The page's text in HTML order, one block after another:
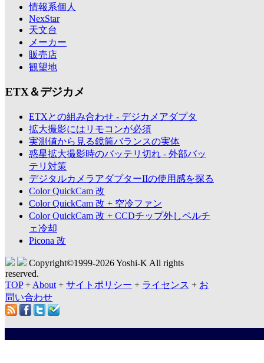
情報系個人
NexStar
天文台
メーカー
販売店
観望地
ETX＆デジカメ
ETXとの組み合わせ - デジカメアダプタ
拡大撮影にはリモコンが必須
実測値から見る鏡筒バランスの実体
惑星拡大撮影時のバッテリ切れ - 外部バッ
テリ対策
デジタルカメラアダプターIIの使用感を探る
Color QuickCam 改
Color QuickCam 改 + 空冷ファン
Color QuickCam 改 + CCDチップ外しペルチ
ェ冷却
Picona 改
Copyright©1999-2026 Yoshi-K All rights
reserved.
TOP+ About + サイトポリシー + ライセンス + お
問い合わせ